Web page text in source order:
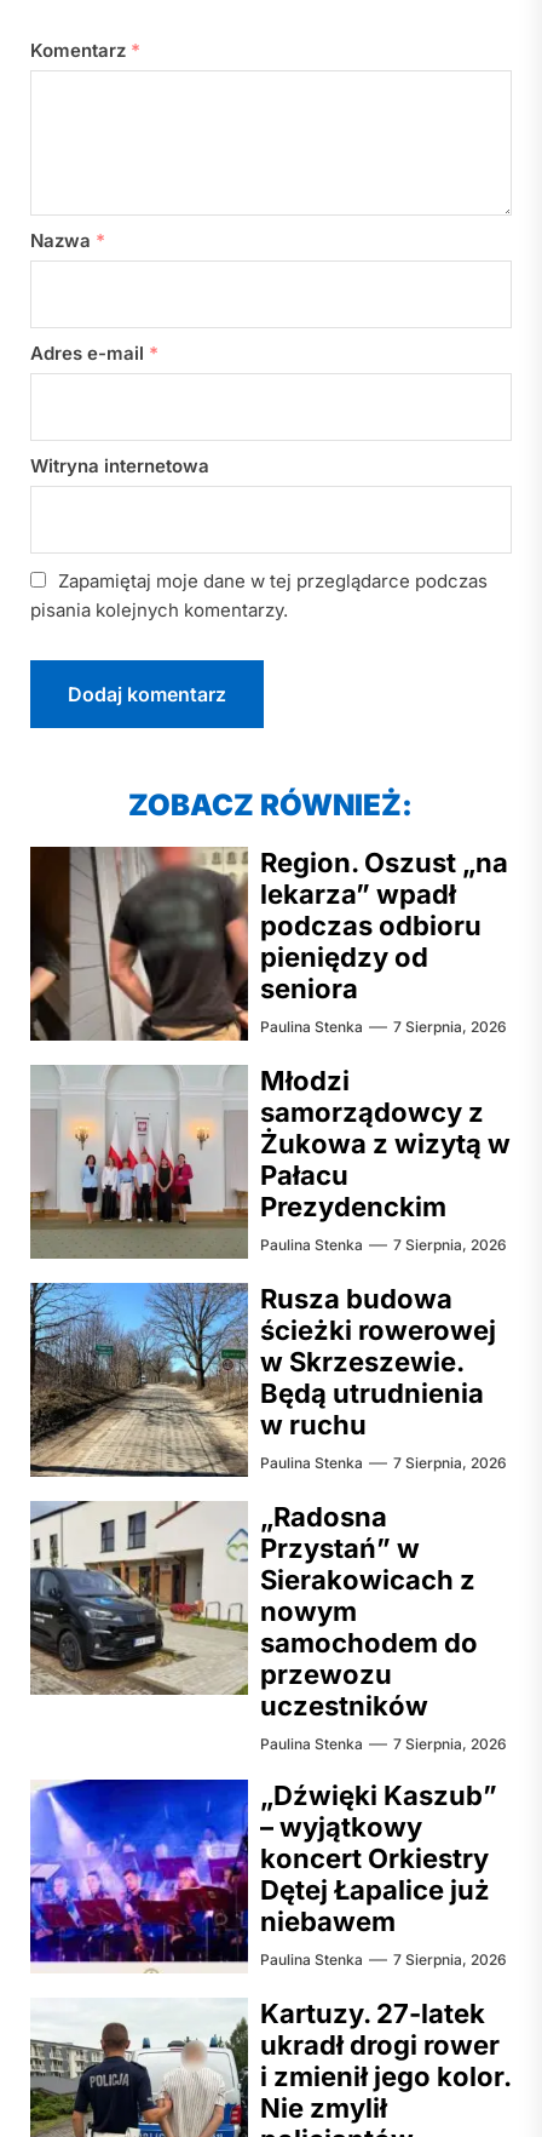
Komentarz *
Nazwa *
Adres e-mail *
Witryna internetowa
Zapamiętaj moje dane w tej przeglądarce podczas
pisania kolejnych komentarzy.
ZOBACZ RÓWNIEŻ:
Region. Oszust „na
lekarza” wpadł
podczas odbioru
pieniędzy od
seniora
Paulina Stenka 7 Sierpnia, 2026
Młodzi
samorządowcy z
Żukowa z wizytą w
Pałacu
Prezydenckim
Paulina Stenka 7 Sierpnia, 2026
Rusza budowa
ścieżki rowerowej
w Skrzeszewie.
Będą utrudnienia
w ruchu
Paulina Stenka 7 Sierpnia, 2026
„Radosna
Przystań” w
Sierakowicach z
nowym
samochodem do
przewozu
uczestników
Paulina Stenka 7 Sierpnia, 2026
„Dźwięki Kaszub”
– wyjątkowy
koncert Orkiestry
Dętej Łapalice już
niebawem
Paulina Stenka 7 Sierpnia, 2026
Kartuzy. 27-latek
ukradł drogi rower
i zmienił jego kolor.
Nie zmylił